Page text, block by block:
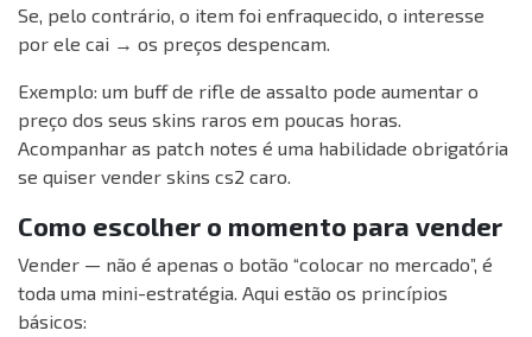
Se, pelo contrário, o item foi enfraquecido, o interesse
por ele cai → os preços despencam.
Exemplo: um buff de rifle de assalto pode aumentar o
preço dos seus skins raros em poucas horas.
Acompanhar as patch notes é uma habilidade obrigatória
se quiser vender skins cs2 caro.
Como escolher o momento para vender
Vender — não é apenas o botão “colocar no mercado”, é
toda uma mini-estratégia. Aqui estão os princípios
básicos: